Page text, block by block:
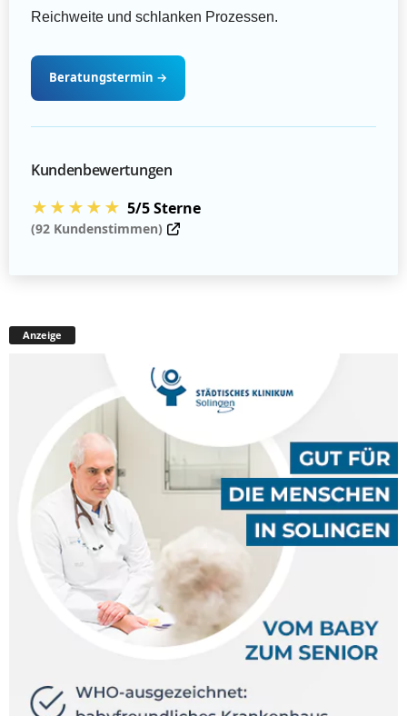
Reichweite und schlanken Prozessen.
Beratungstermin →
Kundenbewertungen
★★★★★ 5/5 Sterne
(92 Kundenstimmen)
Anzeige